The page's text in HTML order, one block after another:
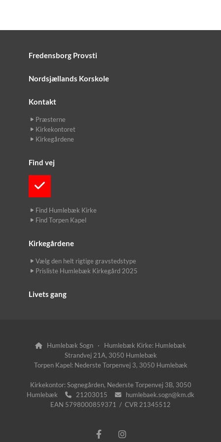
Fredensborg Provsti
Nordsjællands Korskole
Kontakt
Præsterne
Kirkekontoret
Kirkegårdene
Find vej
Find Humlebæk Kirke
Find Torpen Kapel
Kirkegårdene
Vælg den helt rigtige gravstedstype
Prisliste Humlebæk Kirkegård 2025
Livets gang

Humlebæk Sogn · Humlebæk Kirke: Humlebæk
Strandvej 21A, 3050 Humlebæk
Torpen Kapel: Nederste Torpenvej 3, 3050 Humlebæk
Kirkekontor: Sognegården, Nederste Torpenvej 3B, 3050
Humlebæk
 21203015 
humlebaek.sogn@km.dk
EAN 5798000859371 / CVR 21345512